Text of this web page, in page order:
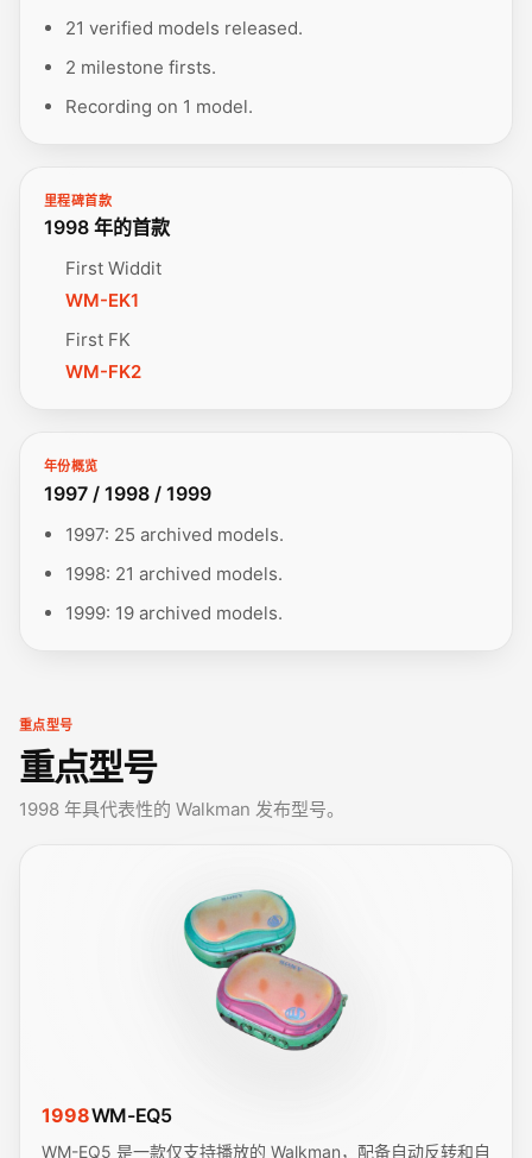
21 verified models released.
2 milestone firsts.
Recording on 1 model.
里程碑首款
1998 年的首款
First Widdit
WM-EK1
First FK
WM-FK2
年份概览
1997 / 1998 / 1999
1997: 25 archived models.
1998: 21 archived models.
1999: 19 archived models.
重点型号
重点型号
1998 年具代表性的 Walkman 发布型号。
1998WM-EQ5
WM-EQ5 是一款仅支持播放的 Walkman，配备自动反转和自